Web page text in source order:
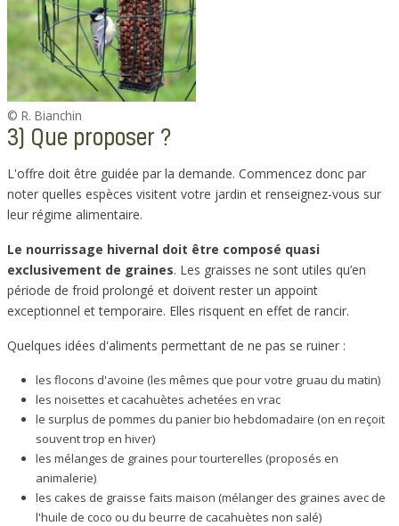
© R. Bianchin
3) Que proposer ?
L'offre doit être guidée par la demande. Commencez donc par
noter quelles espèces visitent votre jardin et renseignez-vous sur
leur régime alimentaire.
Le nourrissage hivernal doit être composé quasi
exclusivement de graines. Les graisses ne sont utiles qu’en
période de froid prolongé et doivent rester un appoint
exceptionnel et temporaire. Elles risquent en effet de rancir.
Quelques idées d'aliments permettant de ne pas se ruiner :
les flocons d'avoine (les mêmes que pour votre gruau du matin)
les noisettes et cacahuètes achetées en vrac
le surplus de pommes du panier bio hebdomadaire (on en reçoit
souvent trop en hiver)
les mélanges de graines pour tourterelles (proposés en
animalerie)
les cakes de graisse faits maison (mélanger des graines avec de
l'huile de coco ou du beurre de cacahuètes non salé)